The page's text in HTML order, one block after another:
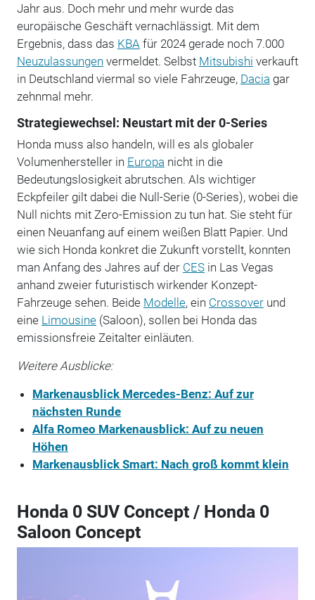
Jahr aus. Doch mehr und mehr wurde das
europäische Geschäft vernachlässigt. Mit dem
Ergebnis, dass das KBA für 2024 gerade noch 7.000
Neuzulassungen vermeldet. Selbst Mitsubishi verkauft
in Deutschland viermal so viele Fahrzeuge, Dacia gar
zehnmal mehr.
Strategiewechsel: Neustart mit der 0-Series
Honda muss also handeln, will es als globaler
Volumenhersteller in Europa nicht in die
Bedeutungslosigkeit abrutschen. Als wichtiger
Eckpfeiler gilt dabei die Null-Serie (0-Series), wobei die
Null nichts mit Zero-Emission zu tun hat. Sie steht für
einen Neuanfang auf einem weißen Blatt Papier. Und
wie sich Honda konkret die Zukunft vorstellt, konnten
man Anfang des Jahres auf der CESin Las Vegas
anhand zweier futuristisch wirkender Konzept-
Fahrzeuge sehen. Beide Modelle, ein Crossoverund
eine Limousine(Saloon), sollen bei Honda das
emissionsfreie Zeitalter einläuten.
Weitere Ausblicke:
Markenausblick Mercedes-Benz: Auf zur
nächsten Runde
Alfa Romeo Markenausblick: Auf zu neuen
Höhen
Markenausblick Smart: Nach groß kommt klein
Honda 0 SUV Concept / Honda 0
Saloon Concept